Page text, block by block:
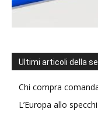
Ultimi articoli della
Chi compra
L’Europa allo